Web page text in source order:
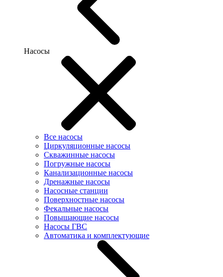
Насосы
Все насосы
Циркуляционные насосы
Скважинные насосы
Погружные насосы
Канализационные насосы
Дренажные насосы
Насосные станции
Поверхностные насосы
Фекальные насосы
Повышающие насосы
Насосы ГВС
Автоматика и комплектующие